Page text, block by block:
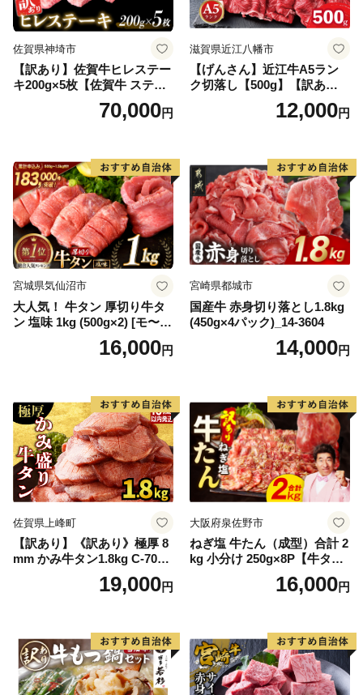
佐賀県神埼市
【訳あり】佐賀牛ヒレステー
キ200g×5枚【佐賀牛 ステー
キ ブランド肉 ヒレ肉 フィレ
肉 ジューシー ヘルシー】(H0
70,000円
滋賀県近江八幡市
【げんさん】近江牛A5ラン
ク切落し【500g】【訳あり】
12,000円
宮城県気仙沼市
大人気！ 牛タン 厚切り牛タ
ン 塩味 1kg (500g×2) [モ〜ラ
ンド 宮城県 気仙沼市 205646
60] 肉 牛肉 精肉 牛たん 牛タ
厚切り タン
16,000円
宮崎県都城市
国産牛 赤身切り落とし1.8kg
(450g×4パック)_14-3604
14,000円
佐賀県上峰町
【訳あり】《訳あり》極厚 8
mm かみ牛タン1.8kg C-709-
19,000円
大阪府泉佐野市
ねぎ塩 牛たん（成型）合計 2
kg 小分け 250g×8P【牛タン
牛肉 焼肉用 薄切り 訳あり サ
16,000円